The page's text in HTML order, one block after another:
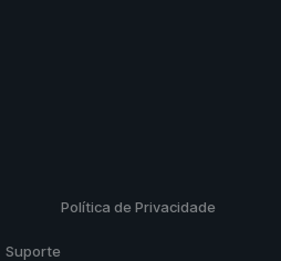
Política de Privacidade
Suporte